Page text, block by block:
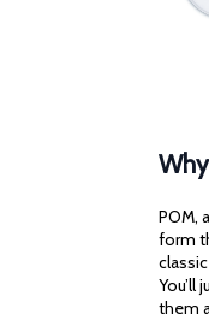
POM,
form
You’ll
them